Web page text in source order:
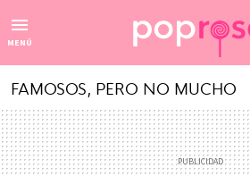
MENÚ
FAMOSOS, PERO NO MUCHO